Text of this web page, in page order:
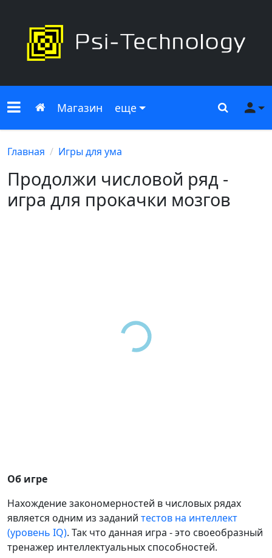
Меню сайта
Главная
Магазин еще Поиск
Главная Игры для ума
Продолжи числовой ряд -
игра для прокачки мозгов
Об игре
Нахождение закономерностей в числовых рядах
является одним из заданий тестов на интеллект
(уровень IQ). Так что данная игра - это своеобразный
тренажер интеллектуальных способностей.